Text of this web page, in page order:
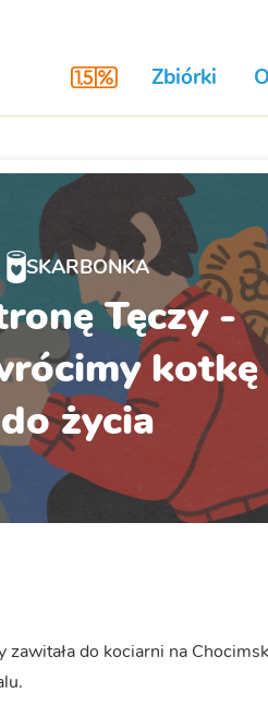
Zbiórki
SKARBONKA
Tęczy -
kotkę
do życia
zawitała do kociarni na